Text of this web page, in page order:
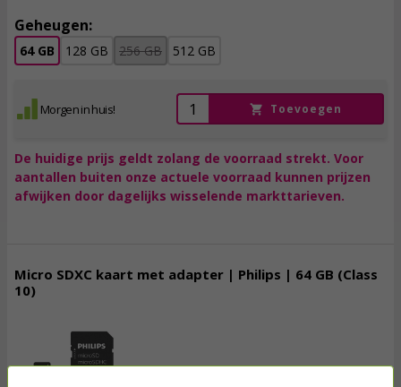
Geheugen:
64 GB 128 GB 256 GB 512 GB
Morgen in huis! Toevoegen
De huidige prijs geldt zolang de voorraad strekt. Voor
aantallen buiten onze actuele voorraad kunnen prijzen
afwijken door dagelijks wisselende markttarieven.
Micro SDXC kaart met adapter | Philips | 64 GB (Class
10)
14,